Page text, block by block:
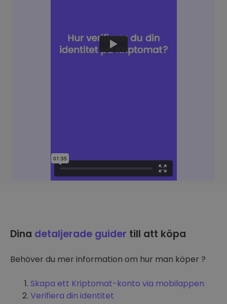
Dina detaljerade guider till att köpa
Behöver du mer information om hur man köper ?
Skapa ett Kriptomat-konto via mobilappen
Verifiera din identitet